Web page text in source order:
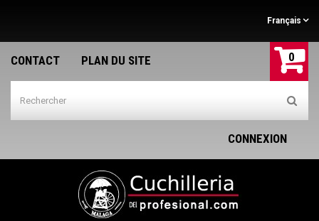
Français
CONTACT PLAN DU SITE 0
CONNEXION